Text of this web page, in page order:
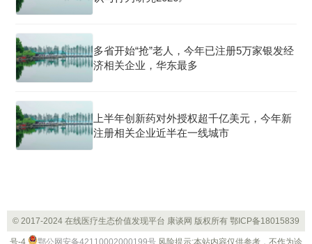
多省开始“抢”老人，今年已注册5万家银发经
济相关企业，华东最多
上半年创新药对外授权超千亿美元，今年新
注册相关企业近半在一线城市
© 2017-2024 在线医疗生态价值发现平台 康谈网 版权所有 鄂ICP备18015839
号-4 鄂公网安备42110002000199号 风险提示:本站内容仅供参考，不作为诊